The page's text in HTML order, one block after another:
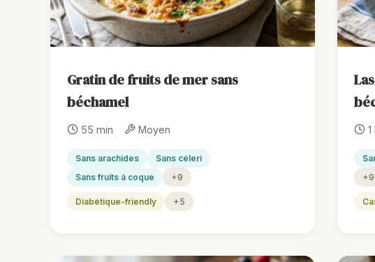
Gratin de fruits de mer sans
béchamel
55 min Moyen
Sans arachides
Sans céleri
Sans fruits à coque
+9
Diabétique-friendly +5
1
+9